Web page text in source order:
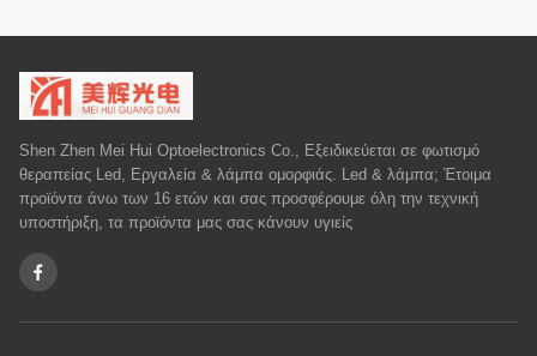
Shen Zhen Mei Hui Optoelectronics Co., Εξειδικεύεται σε φωτισμό
θεραπείας Led, Εργαλεία & λάμπα ομορφιάς. Led & λάμπα; Έτοιμα
προϊόντα άνω των 16 ετών και σας προσφέρουμε όλη την τεχνική
υποστήριξη, τα προϊόντα μας σας κάνουν υγιείς